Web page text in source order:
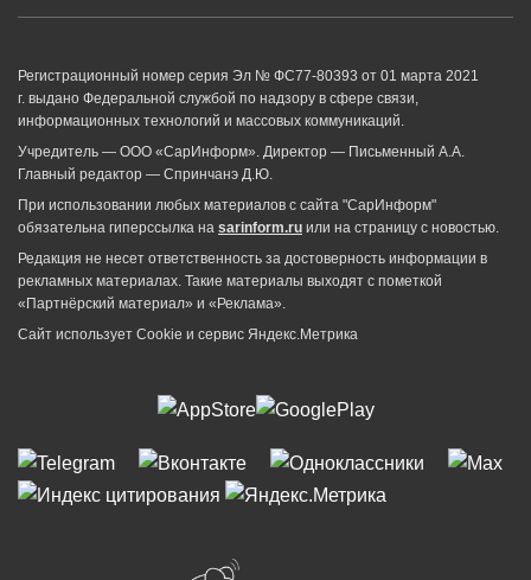
Регистрационный номер серия Эл № ФС77-80393 от 01 марта 2021
г. выдано Федеральной службой по надзору в сфере связи,
информационных технологий и массовых коммуникаций.
Учредитель — ООО «СарИнформ». Директор — Письменный А.А.
Главный редактор — Спринчанэ Д.Ю.
При использовании любых материалов с сайта "СарИнформ"
обязательна гиперссылка на sarinform.ru или на страницу с новостью.
Редакция не несет ответственность за достоверность информации в
рекламных материалах. Такие материалы выходят с пометкой
«Партнёрский материал» и «Реклама».
Сайт использует Cookie и сервиc Яндекс.Метрика